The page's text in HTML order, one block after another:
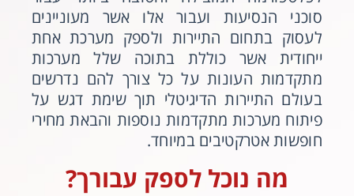
סוכני הנסיעות ועבור אלו אשר מעוניינים
לעסוק בתחום התיירות ולספק מערכת אחת
ייחודית אשר כוללת בתוכה שלל מערכות
מתקדמות העונות על כל צורך להם נדרשים
בעולם התיירות הדיגיטלי תוך שימת דגש על
פיתוח מערכות מתקדמות נוספות והבאת מחירי
חופשות אטרקטיבים במיוחד.
מה נוכל לספק עבורך?